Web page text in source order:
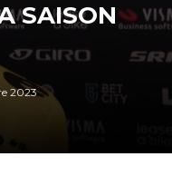
SAISON
2023